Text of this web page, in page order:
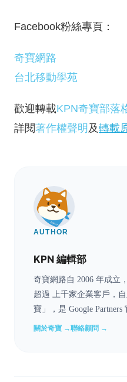
Facebook粉絲專頁：
奇寶網路
台北移動學苑
歡迎轉載KPN奇寶部落
詳閱著作權聲明 及轉載
AUTHOR
KPN 編輯部
奇寶網路自 2006 年成立
超過 上千家企業客戶，
寶」，是 Google Partners
關於奇寶 →聯絡顧問 →